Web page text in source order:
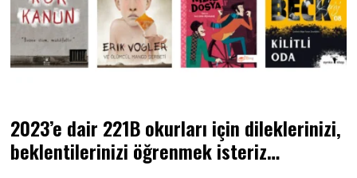
2023’e dair 221B okurları için dileklerinizi,
beklentilerinizi öğrenmek isteriz…